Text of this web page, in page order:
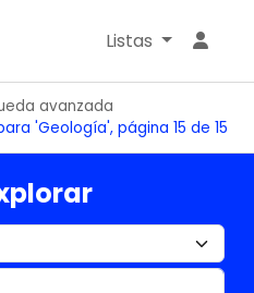
Listas
avanzada
'Geología', página 15 de 15